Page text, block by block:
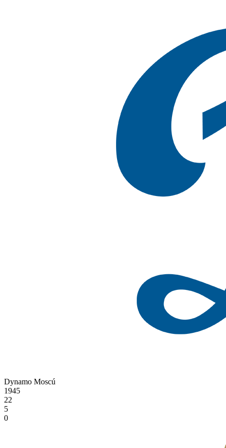
Dynamo Moscú
1945
22
5
0